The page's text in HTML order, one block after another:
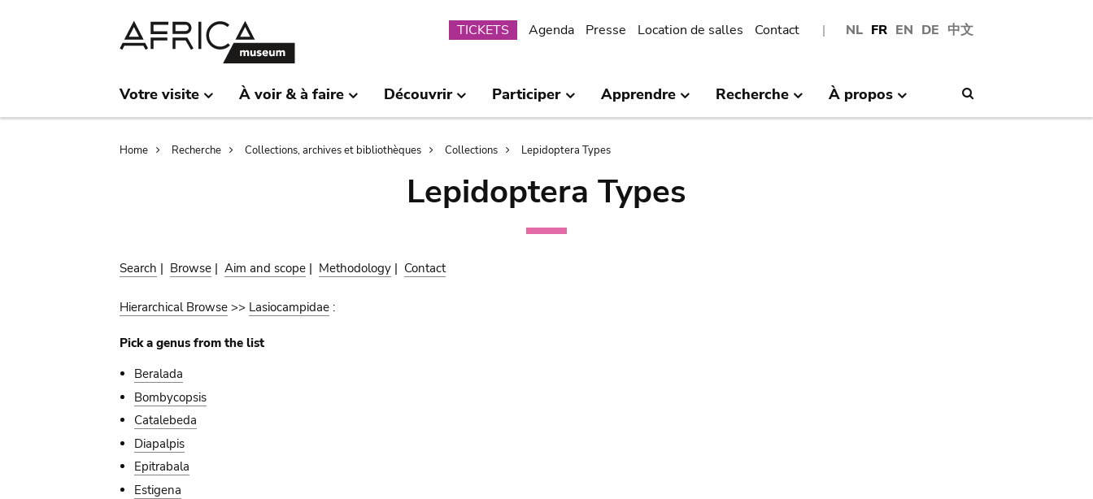
NL FR EN DE 中文
Submenu
TICKETS Agenda Presse Location de salles Contact
Votre visite À voir & à faire Découvrir Participer Apprendre Recherche À propos
Breadcrumb
Home Recherche Collections, archives et bibliothèques Collections Lepidoptera Types
Lepidoptera Types
Search | Browse | Aim and scope | Methodology | Contact
Hierarchical Browse >> Lasiocampidae :
Pick a genus from the list
Beralada
Bombycopsis
Catalebeda
Diapalpis
Epitrabala
Estigena